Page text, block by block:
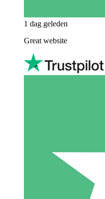
1 dag geleden
Great website